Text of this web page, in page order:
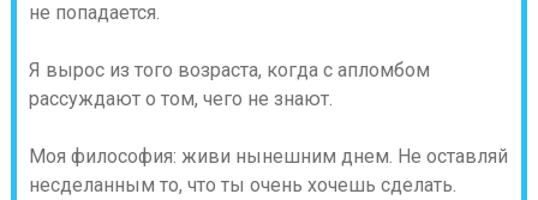
не попадается.
Я вырос из того возраста, когда с апломбом
рассуждают о том, чего не знают.
Моя философия: живи нынешним днем. Не оставляй
несделанным то, что ты очень хочешь сделать.